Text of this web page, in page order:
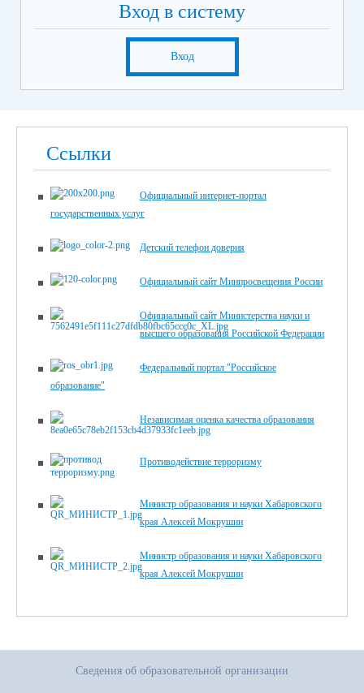
Вход в систему
Вход
Ссылки
Официальный интернет-портал
государственных услуг
Детский телефон доверия
Официальный сайт Минпросвещения России
Официальный сайт Министерства науки и
высшего образования Российской Федерации
Федеральный портал "Российское
образование"
Независимая оценка качества образования
Противодействие терроризму
Министр образования и науки Хабаровского
края Алексей Мокрушин
Министр образования и науки Хабаровского
края Алексей Мокрушин
Сведения об образовательной организации